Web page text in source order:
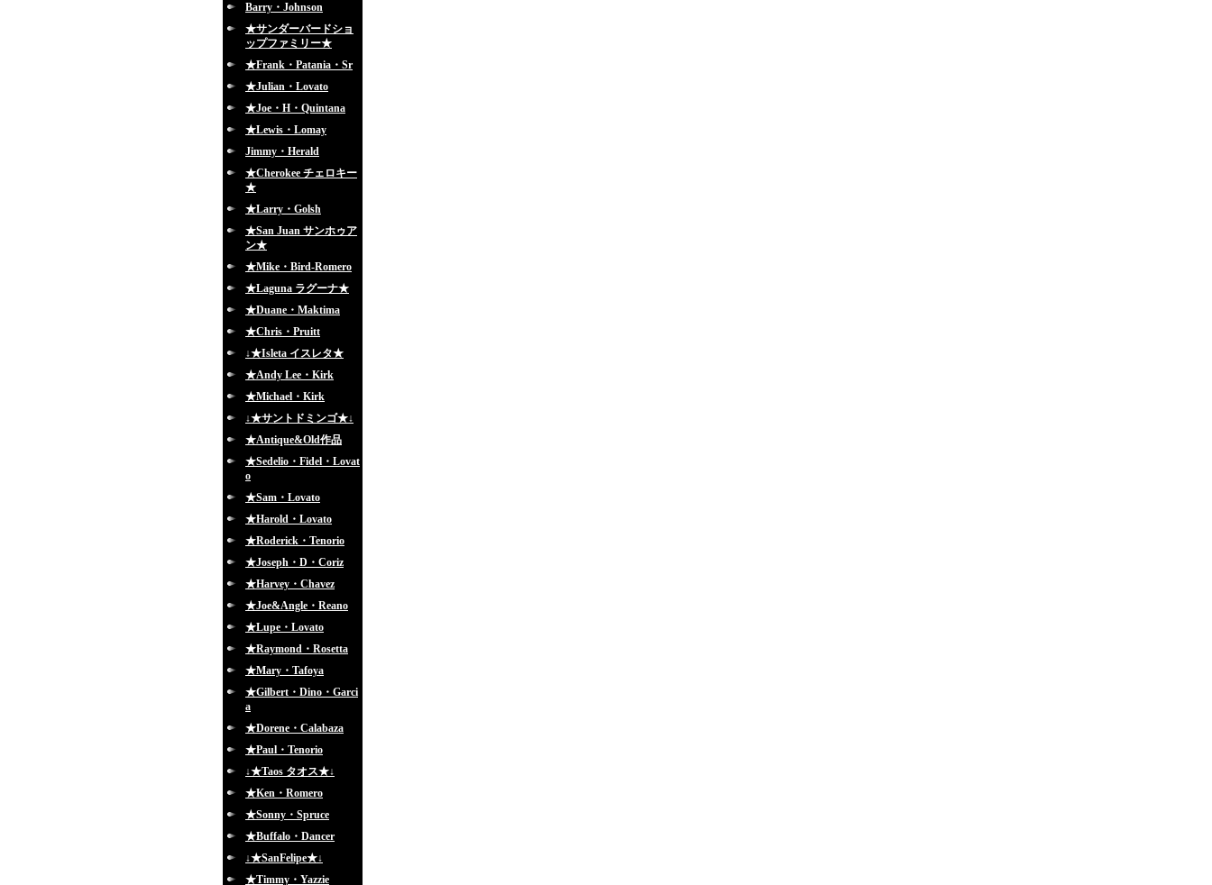
Barry・Johnson
★サンダーバードショ
ップファミリー★
★Frank・Patania・Sr
★Julian・Lovato
★Joe・H・Quintana
★Lewis・Lomay
Jimmy・Herald
★Cherokee チェロキー
★
★Larry・Golsh
★San Juan サンホゥア
ン★
★Mike・Bird-Romero
★Laguna ラグーナ★
★Duane・Maktima
★Chris・Pruitt
↓★Isleta イスレタ★
★Andy Lee・Kirk
★Michael・Kirk
↓★サントドミンゴ★↓
★Antique&Old作品
★Sedelio・Fidel・Lovat
o
★Sam・Lovato
★Harold・Lovato
★Roderick・Tenorio
★Joseph・D・Coriz
★Harvey・Chavez
★Joe&Angle・Reano
★Lupe・Lovato
★Raymond・Rosetta
★Mary・Tafoya
★Gilbert・Dino・Garci
a
★Dorene・Calabaza
★Paul・Tenorio
↓★Taos タオス★↓
★Ken・Romero
★Sonny・Spruce
★Buffalo・Dancer
↓★SanFelipe★↓
★Timmy・Yazzie